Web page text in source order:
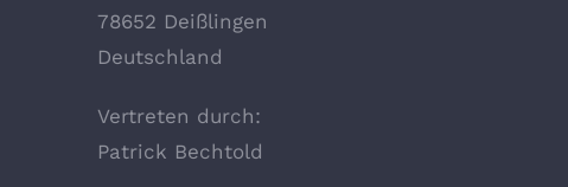
78652 Deißlingen
Deutschland
Vertreten durch:
Patrick Bechtold